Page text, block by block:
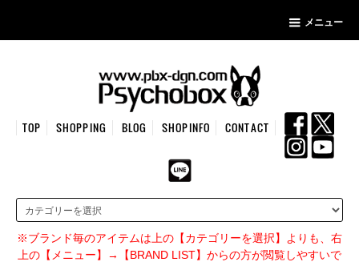
メニュー
TOP SHOPPING BLOG SHOPINFO CONTACT
※ブランド毎のアイテムは上の【カテゴリーを選択】よりも、右
上の【メニュー】→【BRAND LIST】からの方が閲覧しやすいで